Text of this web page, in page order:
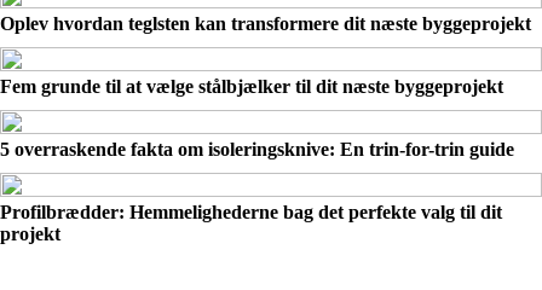
Oplev hvordan teglsten kan transformere dit næste byggeprojekt
Fem grunde til at vælge stålbjælker til dit næste byggeprojekt
5 overraskende fakta om isoleringsknive: En trin-for-trin guide
Profilbrædder: Hemmelighederne bag det perfekte valg til dit
projekt